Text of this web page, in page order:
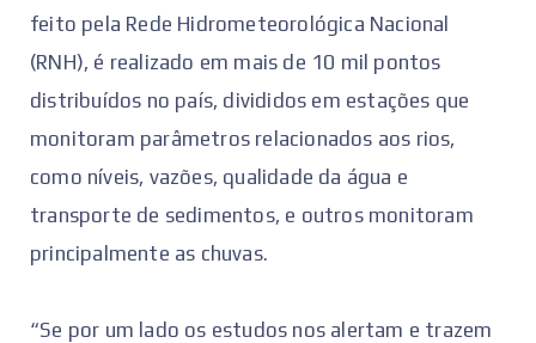
feito pela Rede Hidrometeorológica Nacional
(RNH), é realizado em mais de 10 mil pontos
distribuídos no país, divididos em estações que
monitoram parâmetros relacionados aos rios,
como níveis, vazões, qualidade da água e
transporte de sedimentos, e outros monitoram
principalmente as chuvas.
“Se por um lado os estudos nos alertam e trazem